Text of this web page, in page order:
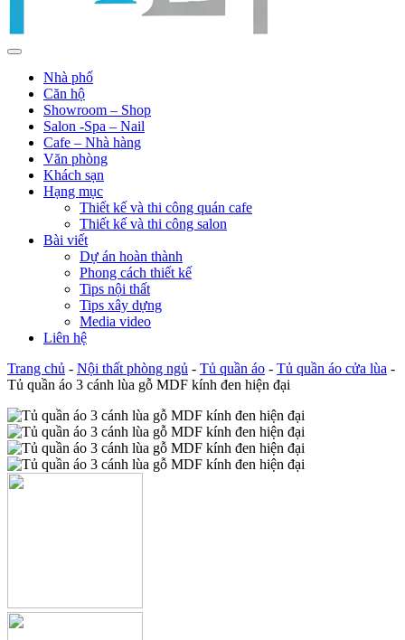
Nhà phố
Căn hộ
Showroom – Shop
Salon -Spa – Nail
Cafe – Nhà hàng
Văn phòng
Khách sạn
Hạng mục
Thiết kế và thi công quán cafe
Thiết kế và thi công salon
Bài viết
Dự án hoàn thành
Phong cách thiết kế
Tips nội thất
Tips xây dựng
Media video
Liên hệ
Trang chủ - Nội thất phòng ngủ - Tủ quần áo - Tủ quần áo cửa lùa -
Tủ quần áo 3 cánh lùa gỗ MDF kính đen hiện đại